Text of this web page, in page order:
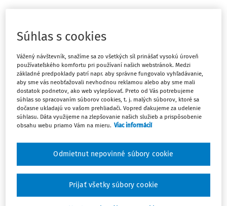
Počet vyhľadaných dokumentov:3
Zoradiť podľa:
Najnovšie
Najstaršie
ČLÁNKY
Uznesenie Najvyššieho súdu SR sp. zn. 5
Obdo 9/2023 z 3.9.2024, R 13/2025 (nekalá
"Pre naplnenie znaku konania v hospodárskej súťaži
podľa generálnej klauzuly nekalej súťaže je nevyhnutné
Súhlas s cookies
Vážený návštevník, snažíme sa zo všetkých síl prinášať vysokú úroveň
používateľského komfortu pri používaní našich webstránok. Medzi
základné predpoklady patrí napr. aby správne fungovalo vyhľadávanie,
aby sme vás neobťažovali nevhodnou reklamou alebo aby sme mali
dostatok podnetov, ako web vylepšovať. Preto od Vás potrebujeme
súhlas so spracovaním súborov cookies, t. j. malých súborov, ktoré sa
dočasne ukladajú vo vašom prehliadači. Vopred ďakujeme za udelenie
súhlasu. Dáta využijeme na zlepšovanie našich služieb a prispôsobenie
obsahu webu priamo Vám na mieru. Viac informácií
Odmietnut nepovinné súbory cookie
Prijať všetky súbory cookie